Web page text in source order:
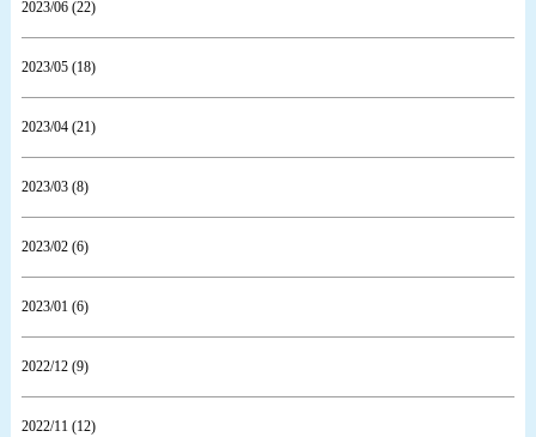
2023/06 (22)
2023/05 (18)
2023/04 (21)
2023/03 (8)
2023/02 (6)
2023/01 (6)
2022/12 (9)
2022/11 (12)